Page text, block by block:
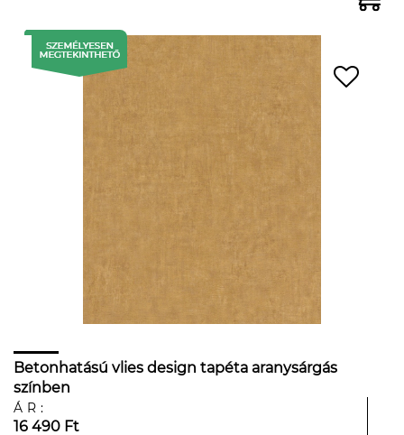
Betonhatású vlies design tapéta aranysárgás
színben
ÁR:
16 490 Ft